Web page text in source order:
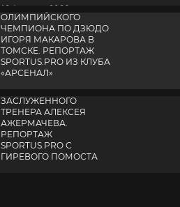
19 февраля 2026
СЕМИНАР
ОЛИМПИЙСКОГО
ЧЕМПИОНА ПО ДЗЮДО
ИГОРЯ МАКАРОВА В
ТОМСКЕ. РЕПОРТАЖ
SPORTUS.PRO ИЗ КЛУБА
«АРСЕНАЛ»
ЗАСЛУЖЕННОГО
ТРЕНЕРА АЛЕКСЕЯ
АЖЕРМАЧЕВА.
РЕПОРТАЖ
SPORTUS.PRO С
ГИРЕВОГО ПОМОСТА